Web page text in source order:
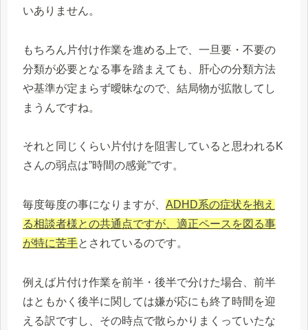
いありません。
もちろん片付け作業を進める上で、一旦要・不要の
分類が必要となる事を踏まえても、肝心の分類方法
や基準が定まらず曖昧なので、結局物が拡散してし
まうんですね。
それと同じくらい片付けを阻害していると思われるK
さんの弱点は”時間の感覚”です。
毎度毎度の事になりますが、 ADHD系の症状を抱え
る相談者様との共通点ですが、適正ペースを図る事
が特に苦手とされているのです。
例えば片付け作業を前半・後半で分けた場合、前半
はともかく後半に関しては嫌が応にも終了時間を迎
える訳ですし、その時点で散らかりまくっていたな